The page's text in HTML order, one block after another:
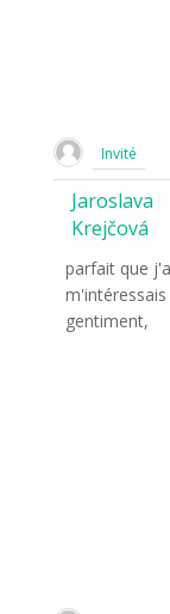
Invité
Jaroslava
Krejčová
parfait que
gentiment,